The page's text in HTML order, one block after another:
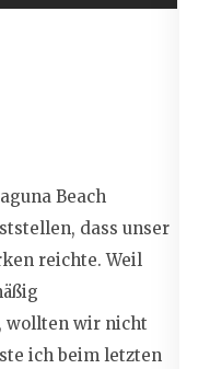
Beach
dass unser
reichte. Weil
wollten wir nicht
ich beim letzten